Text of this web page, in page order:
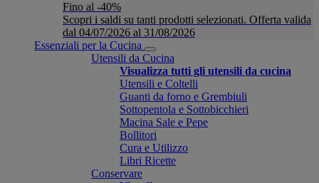
Fino al -40%
Scopri i saldi su tanti prodotti selezionati. Offerta valida
dal 04/07/2026 al 31/08/2026
Essenziali per la Cucina
Utensili da Cucina
Visualizza tutti gli utensili da cucina
Utensili e Coltelli
Guanti da forno e Grembiuli
Sottopentola e Sottobicchieri
Macina Sale e Pepe
Bollitori
Cura e Utilizzo
Libri Ricette
Conservare